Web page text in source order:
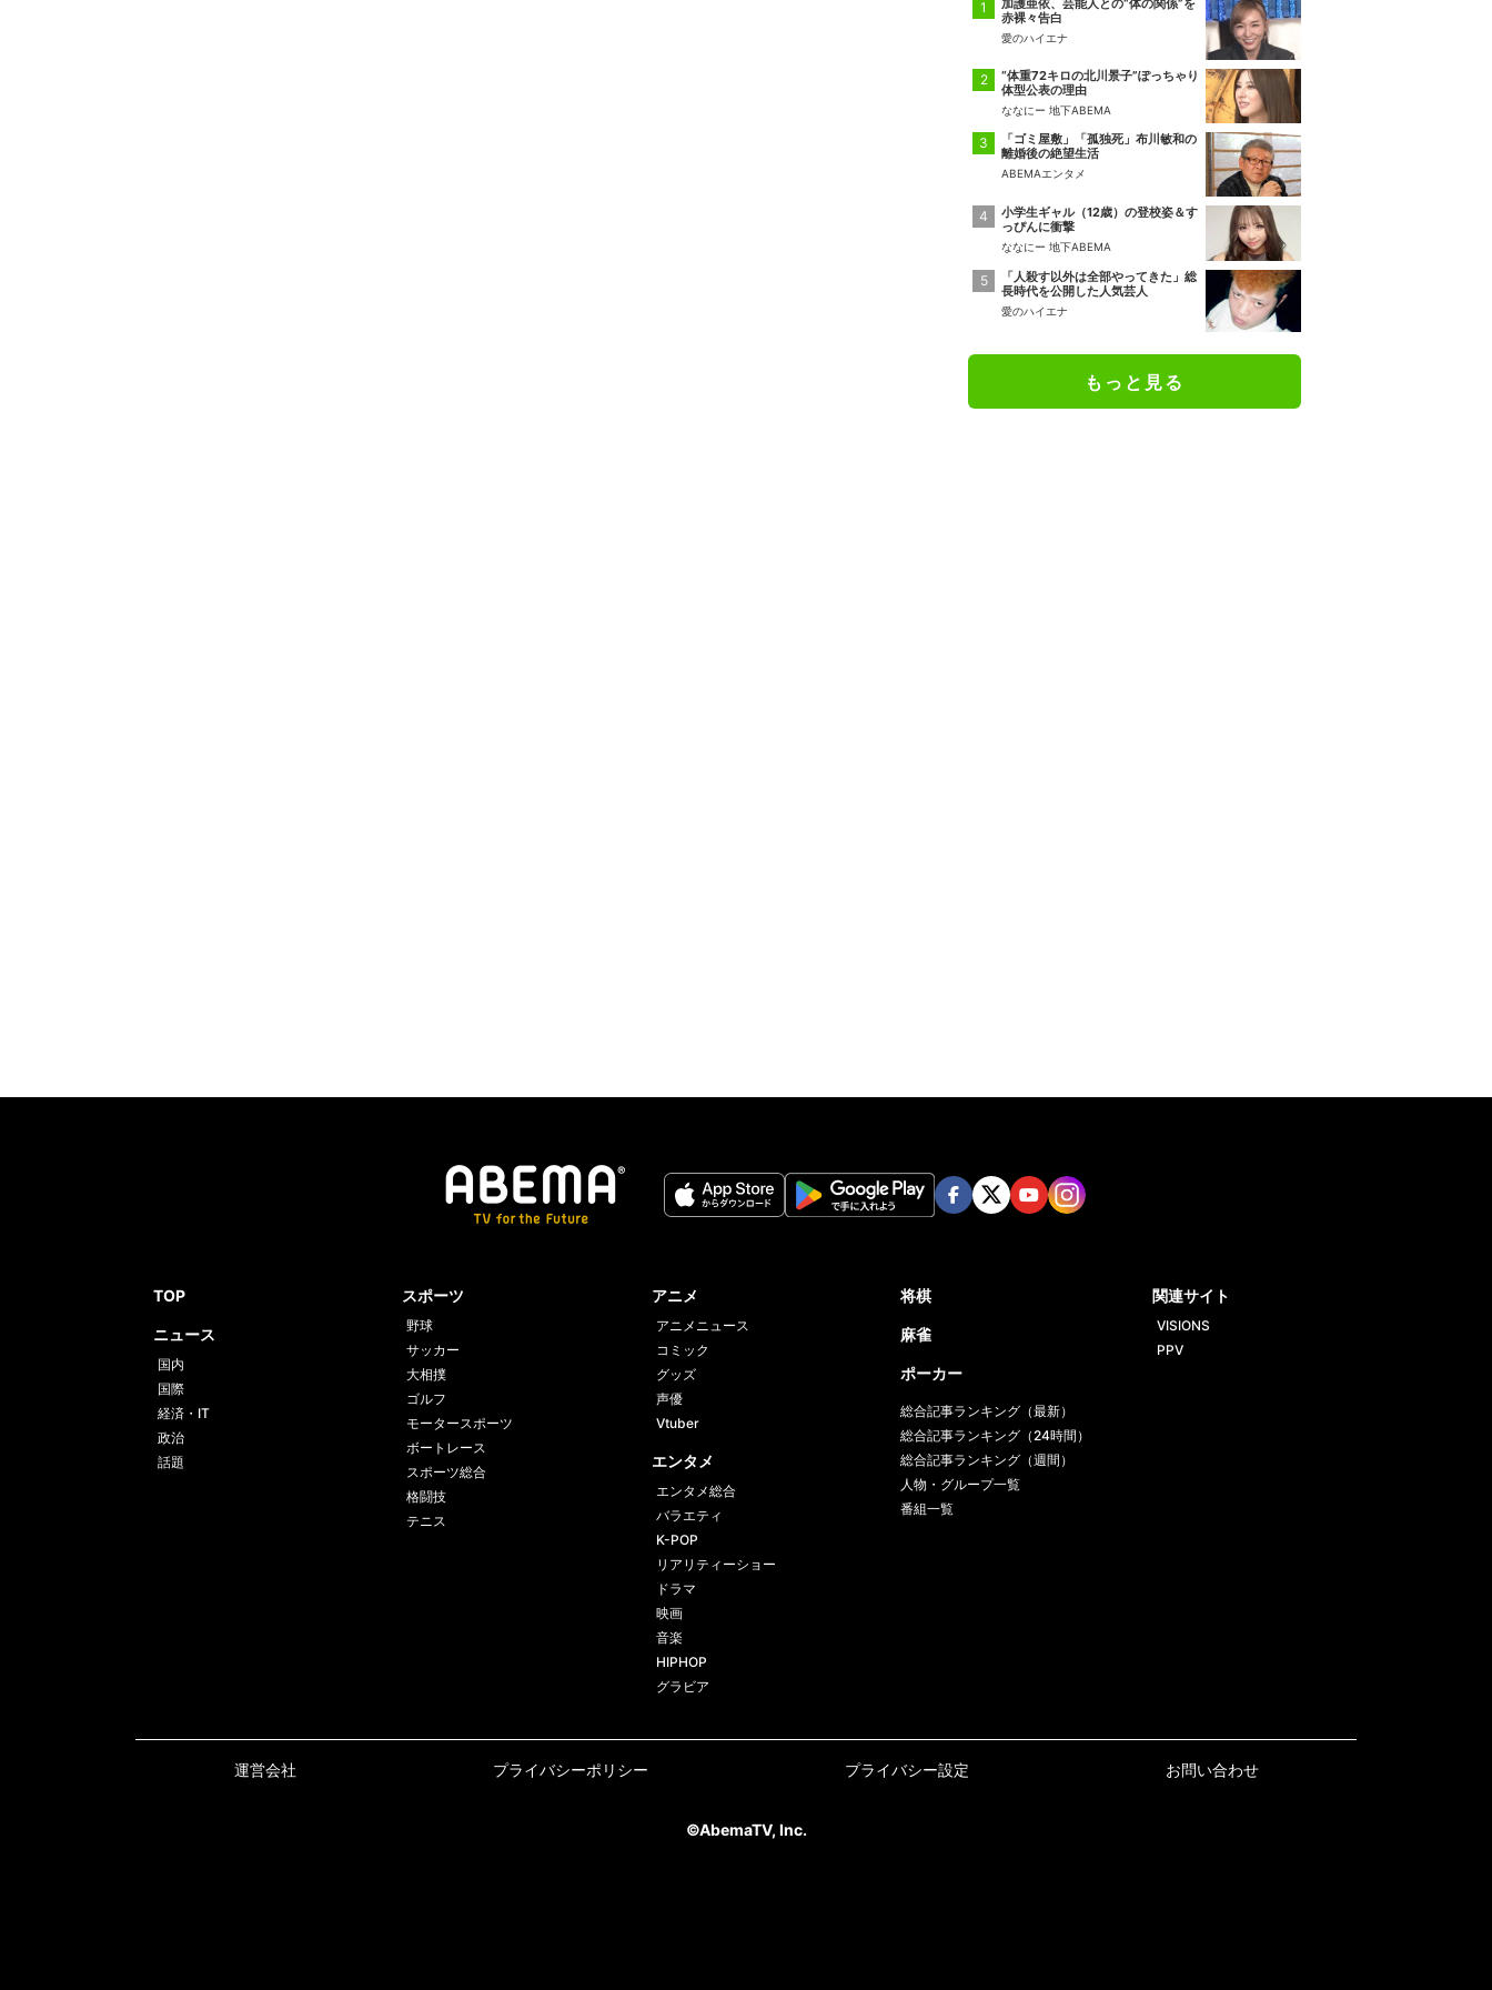
加護亜依、芸能人との“体の関係”を
赤裸々告白
愛のハイエナ
“体重72キロの北川景子”ぽっちゃり
体型公表の理由
ななにー 地下ABEMA
「ゴミ屋敷」「孤独死」布川敏和の
離婚後の絶望生活
ABEMAエンタメ
小学生ギャル（12歳）の登校姿＆す
っぴんに衝撃
ななにー 地下ABEMA
「人殺す以外は全部やってきた」総
長時代を公開した人気芸人
愛のハイエナ
もっと見る
TOP
ニュース
国内
国際
経済・IT
政治
話題
スポーツ
野球
サッカー
大相撲
ゴルフ
モータースポーツ
ボートレース
スポーツ総合
格闘技
テニス
アニメ
アニメニュース
コミック
グッズ
声優
Vtuber
エンタメ
エンタメ総合
バラエティ
K-POP
リアリティーショー
ドラマ
映画
音楽
HIPHOP
グラビア
将棋
麻雀
ポーカー
総合記事ランキング（最新）
総合記事ランキング（24時間）
総合記事ランキング（週間）
人物・グループ一覧
番組一覧
関連サイト
VISIONS
PPV
運営会社 プライバシーポリシー プライバシー設定 お問い合わせ
©AbemaTV, Inc.